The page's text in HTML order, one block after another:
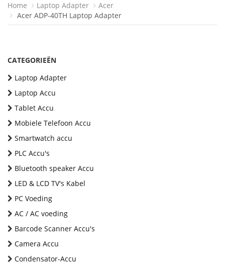
Home Laptop Adapter
Acer
Acer ADP-40TH Laptop Adapter
CATEGORIEËN
Laptop Adapter
Laptop Accu
Tablet Accu
Mobiele Telefoon Accu
Smartwatch accu
PLC Accu's
Bluetooth speaker Accu
LED & LCD TV's Kabel
PC Voeding
AC / AC voeding
Barcode Scanner Accu's
Camera Accu
Condensator-Accu